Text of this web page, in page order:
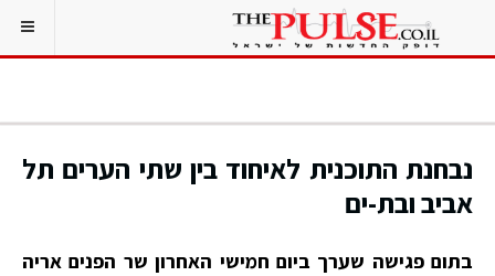
נבחנת התוכנית לאיחוד בין שתי הערים תל
אביב ובת-ים
בתום פגישה שערך ביום חמישי האחרון שר הפנים אריה